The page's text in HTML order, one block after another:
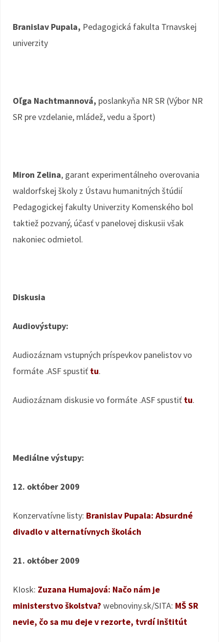
Branislav Pupala, Pedagogická fakulta Trnavskej
univerzity
Oľga Nachtmannová, poslankyňa NR SR (Výbor NR
SR pre vzdelanie, mládež, vedu a šport)
Miron Zelina, garant experimentálneho overovania
waldorfskej školy z Ústavu humanitných štúdií
Pedagogickej fakulty Univerzity Komenského bol
taktiež pozvaný, účasť v panelovej diskusii však
nakoniec odmietol.
Diskusia
Audiovýstupy:
Audiozáznam vstupných príspevkov panelistov vo
formáte .ASF spustiť tu.
Audiozáznam diskusie vo formáte .ASF spustiť tu.
Mediálne výstupy:
12. október 2009
Konzervatívne listy: Branislav Pupala: Absurdné
divadlo v alternatívnych školách
21. október 2009
KIosk: Zuzana Humajová: Načo nám je
ministerstvo školstva? webnoviny.sk/SITA: MŠ SR
nevie, čo sa mu deje v rezorte, tvrdí inštitút